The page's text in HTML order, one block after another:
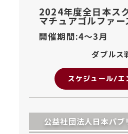
2024年度全日本ス
マチュアゴルファー
開催期間:4〜3月
ダブルス
スケジュール/エ
公益社団法人日本パ